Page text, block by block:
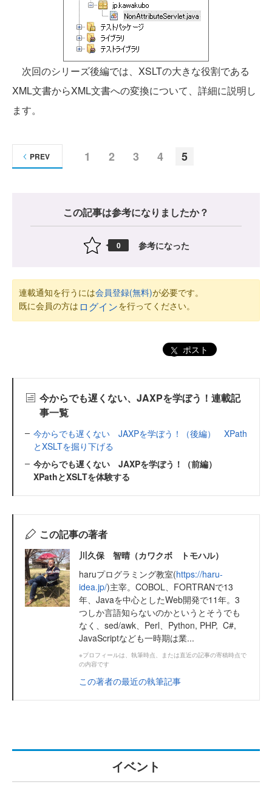
次回のシリーズ後編では、XSLTの大きな役割である
XML文書からXML文書への変換について、詳細に説明し
ます。
1 2 3 4 5
PREV
この記事は参考になりましたか？
0 参考になった
連載通知を行うには会員登録(無料)が必要です。
既に会員の方は ログインを行ってください。
ポスト
今からでも遅くない、JAXPを学ぼう！連載記
事一覧
今からでも遅くない JAXPを学ぼう！（後編） XPath
とXSLTを掘り下げる
今からでも遅くない JAXPを学ぼう！（前編）
XPathとXSLTを体験する
この記事の著者
川久保 智晴（カワクボ トモハル）
haruプログラミング教室(https://haru-
idea.jp/)主宰。COBOL、FORTRANで13
年、Javaを中心としたWeb開発で11年。3
つしか言語知らないのかというとそうでも
なく、sed/awk、Perl、Python, PHP, C#,
JavaScriptなども一時期は業...
※プロフィールは、執筆時点、または直近の記事の寄稿時点で
の内容です
この著者の最近の執筆記事
イベント